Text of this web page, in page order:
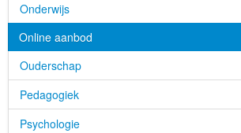
Onderwijs
Online aanbod
Ouderschap
Pedagogiek
Psychologie